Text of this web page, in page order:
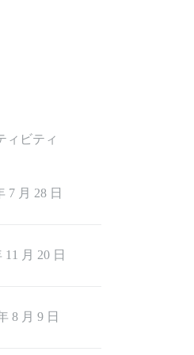
same functionality
plugin/92364
plugin/114917
plugin/39188
ィビティ
7 月 28 日
11 月 20 日
8 月 9 日